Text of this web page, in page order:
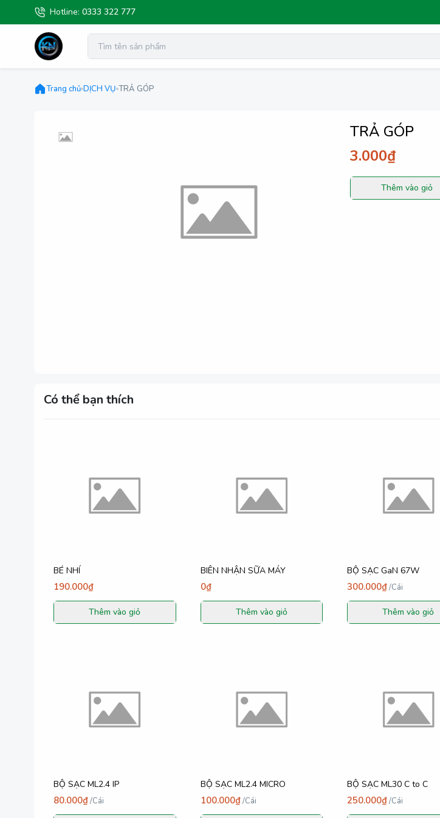
Hotline: 0333 322 777
Trang chủ DỊCH VỤ TRẢ GÓP
TRẢ GÓP
3.000₫
Thêm vào giỏ
Có thể bạn thích
BÉ NHÍ
190.000₫
Thêm vào giỏ
BIÊN NHẬN SỮA MÁY
0₫
Thêm vào giỏ
BỘ SẠC GaN 67W
300.000₫/Cái
Thêm vào giỏ
BỘ SẠC ML2.4 IP
80.000₫/Cái
BỘ SẠC ML2.4 MICRO
100.000₫/Cái
BỘ SẠC ML30 C to C
250.000₫/Cái